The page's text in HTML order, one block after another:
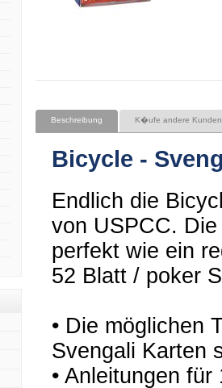
Beschreibung K�ufe andere Kunden
Bicycle -
Endlich die
von USPCC.
perfekt wie ein
52 Blatt / poker
• Die möglichen
Svengali Karten
• Anleitungen